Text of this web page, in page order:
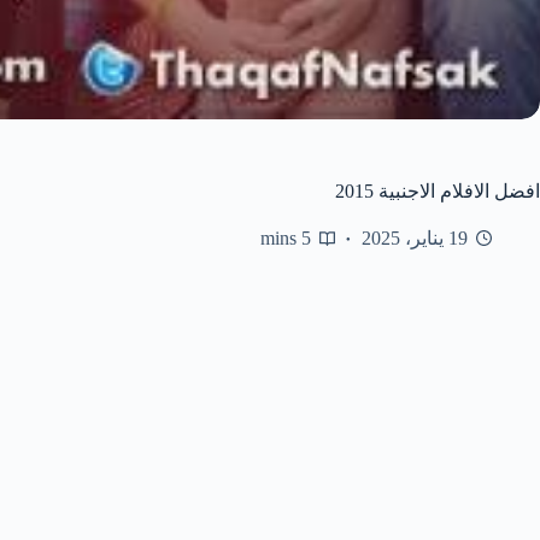
افضل الافلام الاجنبية 2015
19 يناير، 2025 5 mins